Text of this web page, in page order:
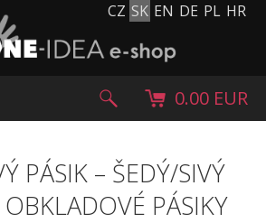
CZ SK EN DE PL HR
0.00 EUR
PÁSIK – ŠEDÝ/SIVÝ
OBKLADOVÉ PÁSIKY